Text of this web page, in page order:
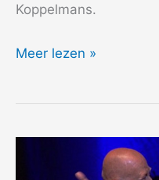
Koppelmans.
2008
Meer lezen »